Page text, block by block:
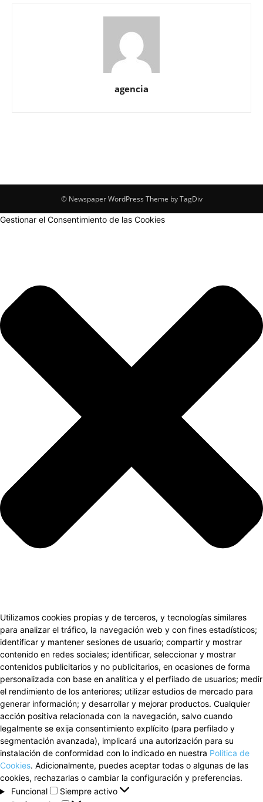
agencia
© Newspaper WordPress Theme by TagDiv
Gestionar el Consentimiento de las Cookies
Utilizamos cookies propias y de terceros, y tecnologías similares
para analizar el tráfico, la navegación web y con fines estadísticos;
identificar y mantener sesiones de usuario; compartir y mostrar
contenido en redes sociales; identificar, seleccionar y mostrar
contenidos publicitarios y no publicitarios, en ocasiones de forma
personalizada con base en analítica y el perfilado de usuarios; medir
el rendimiento de los anteriores; utilizar estudios de mercado para
generar información; y desarrollar y mejorar productos. Cualquier
acción positiva relacionada con la navegación, salvo cuando
legalmente se exija consentimiento explícito (para perfilado y
segmentación avanzada), implicará una autorización para su
instalación de conformidad con lo indicado en nuestra Política de
Cookies. Adicionalmente, puedes aceptar todas o algunas de las
cookies, rechazarlas o cambiar la configuración y preferencias.
Funcional
Funcional
Siempre activo